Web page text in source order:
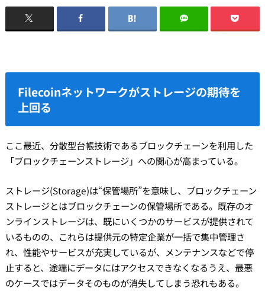
Filecoinネットワークがストレージの期待を
上回る
ここ最近、分散型台帳技術であるブロックチェーンを利用した
「ブロックチェーンストレージ」への関心が高まっている。
ストレージ(Storage)は“保管場所”を意味し、ブロックチェーン
ストレージとはブロックチェーンの保管場所である。既存のオ
ンラインストレージは、既にいくつかのサービスが提供されて
いるものの、これらは提供元の特定企業が一括で集中管理さ
れ、性能やサービスが充実しているが、メンテナンスなどで停
止すると、途端にデータにはアクセスできなくなるうえ、最悪
のケースではデータそのものが消失してしまう恐れもある。